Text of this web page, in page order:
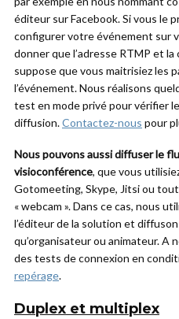
éditeur sur Facebook. Si vous le
configurer votre événement sur
donner que l’adresse RTMP et la
suppose que vous maitrisiez les
l’événement. Nous réalisons
test en mode privé pour vérifier
diffusion.Contactez-nous pour
Nous pouvons aussi diffuser le
visioconférence, que vous
Gotomeeting, Skype, Jitsi ou
« webcam ». Dans ce cas, nous
l’éditeur de la solution et
qu’organisateur ou animateur. A
des tests de connexion en
repérage.
Duplex et multiplex